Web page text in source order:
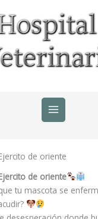
de oriente
de oriente
tu mascota se